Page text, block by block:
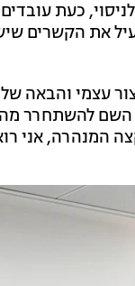
כעת
את הקשרים
עצמי והבאה של
השם להשתחרר
המנהרה, אני